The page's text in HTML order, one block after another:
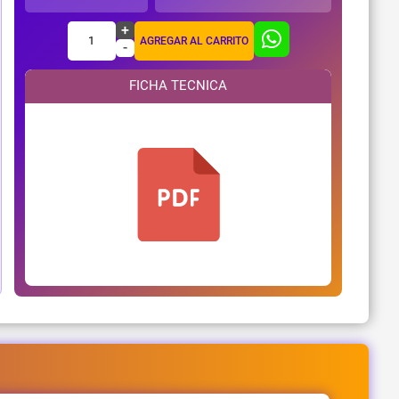
¿Necesitas ayuda?
1
+
-
AGREGAR AL CARRITO
FICHA TECNICA